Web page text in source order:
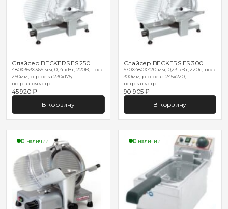
Слайсер BECKERS ES 250
480Х363Х365 мм; 0,14 кВт; 220В; нож
250мм; р-р реза 230х175;
встр.заточ.устр
45 920 ₽
В корзину
Слайсер BECKERS ES 300
570Х480Х420 мм; 0,23 кВт; 220в; нож
300мм; р-р реза 245х220;
встр.зат.устр.
90 905 ₽
В корзину
В наличии В наличии